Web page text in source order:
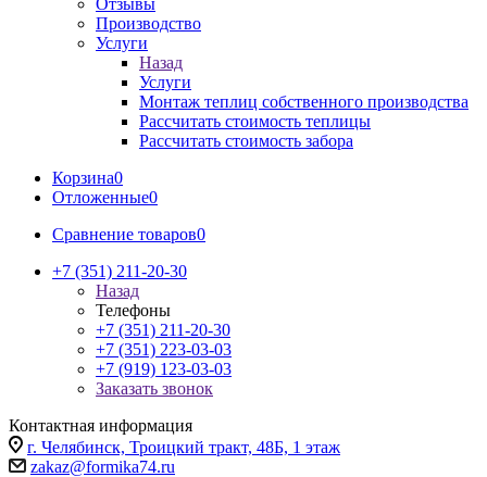
Отзывы
Производство
Услуги
Назад
Услуги
Монтаж теплиц собственного производства
Рассчитать стоимость теплицы
Рассчитать стоимость забора
Корзина0
Отложенные0
Сравнение товаров0
+7 (351) 211-20-30
Назад
Телефоны
+7 (351) 211-20-30
+7 (351) 223-03-03
+7 (919) 123-03-03
Заказать звонок
Контактная информация
г. Челябинск, Троицкий тракт, 48Б, 1 этаж
zakaz@formika74.ru